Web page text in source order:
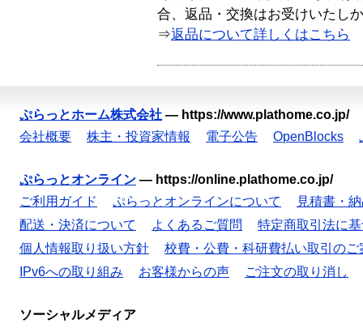
合、返品・交換はお受けいたし
⇒返品について詳しくはこちら
ぷらっとホーム株式会社 — https://www.plathome.co.jp/
会社概要
株主・投資家情報 電子公告 OpenBlocks
ぷらっとオンライン — https://online.plathome.co.jp/
ご利用ガイド
ぷらっとオンラインについて
見積書・
配送・決済について
よくあるご質問
特定商取引法に
個人情報取り扱い方針
校費・公費・科研費払い取引のご
IPv6への取り組み
お客様からの声 ご注文の取り消し
ソーシャルメディア